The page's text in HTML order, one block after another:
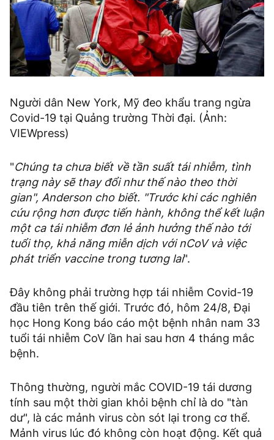
Người dân New York, Mỹ đeo khẩu trang ngừa
Covid-19 tại Quảng trường Thời đại. (Ảnh:
VIEWpress)
"Chúng ta chưa biết về tần suất tái nhiễm, tình
trạng này sẽ thay đổi như thế nào theo thời
gian", Anderson cho biết. "Trước khi các nghiên
cứu rộng hơn được tiến hành, không thể kết luận
một ca tái nhiễm đơn lẻ ảnh hưởng thế nào tới
tuổi thọ, khả năng miễn dịch với nCoV và việc
phát triển vaccine trong tương lai".
Đây không phải trường hợp tái nhiễm Covid-19
đầu tiên trên thế giới. Trước đó, hôm 24/8, Đại
học Hong Kong báo cáo một bệnh nhân nam 33
tuổi tái nhiễm CoV lần hai sau hơn 4 tháng mắc
bệnh.
Thông thường, người mắc COVID-19 tái dương
tính sau một thời gian khỏi bệnh chỉ là do "tàn
dư", là các mảnh virus còn sót lại trong cơ thể.
Mảnh virus lúc đó không còn hoạt động. Kết quả